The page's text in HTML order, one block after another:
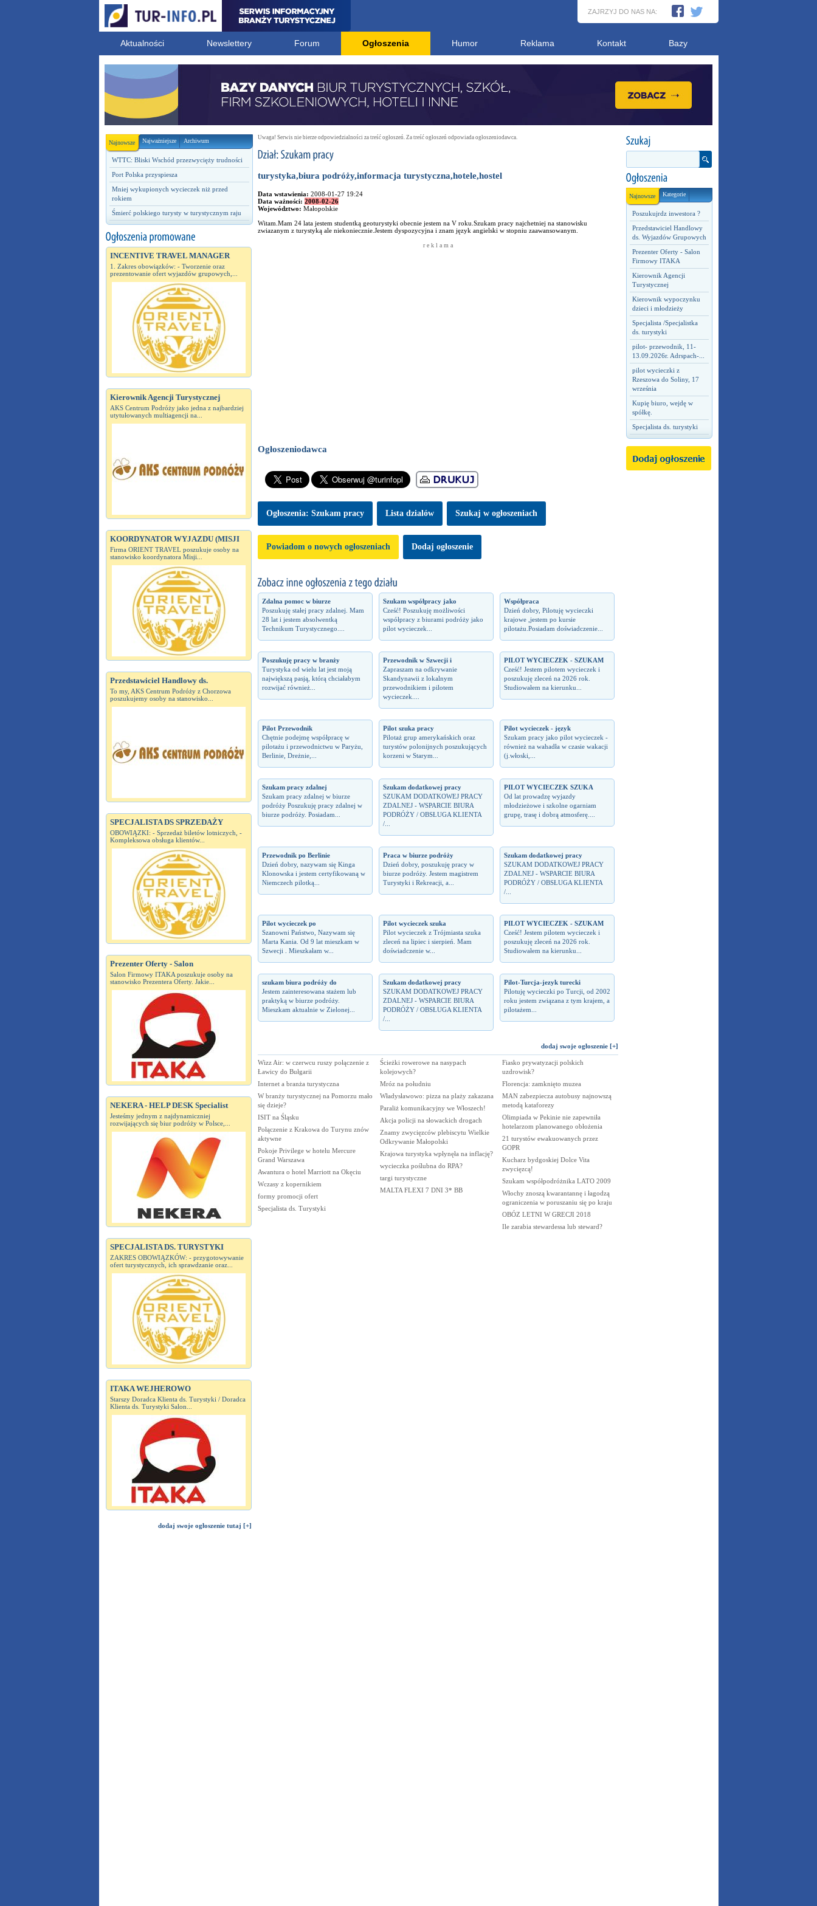
ZAJRZYJ DO NAS NA:
Aktualności Newslettery Forum Ogłoszenia Humor Reklama Kontakt Bazy
Najnowsze Najważniejsze Archiwum
WTTC: Bliski Wschód przezwycięży trudności
Port Polska przyspiesza
Mniej wykupionych wycieczek niż przed
rokiem
Śmierć polskiego turysty w turystycznym raju
INCENTIVE TRAVEL MANAGER
1. Zakres obowiązków: - Tworzenie oraz
prezentowanie ofert wyjazdów grupowych,...
Kierownik Agencji Turystycznej
AKS Centrum Podróży jako jedna z najbardziej
utytułowanych multiagencji na...
KOORDYNATOR WYJAZDU (MISJI
Firma ORIENT TRAVEL poszukuje osoby na
stanowisko koordynatora Misji...
Przedstawiciel Handlowy ds.
To my, AKS Centrum Podróży z Chorzowa
poszukujemy osoby na stanowisko...
SPECJALISTA DS SPRZEDAŻY
OBOWIĄZKI: - Sprzedaż biletów lotniczych, -
Kompleksowa obsługa klientów...
Prezenter Oferty - Salon
Salon Firmowy ITAKA poszukuje osoby na
stanowisko Prezentera Oferty. Jakie...
NEKERA - HELP DESK Specialist
Jesteśmy jednym z najdynamiczniej
rozwijających się biur podróży w Polsce,...
SPECJALISTA DS. TURYSTYKI
ZAKRES OBOWIĄZKÓW: - przygotowywanie
ofert turystycznych, ich sprawdzanie oraz...
ITAKA WEJHEROWO
Starszy Doradca Klienta ds. Turystyki / Doradca
Klienta ds. Turystyki Salon...
dodaj swoje ogłoszenie tutaj [+]
Najnowsze Kategorie
Poszukujrdz inwestora ?
Przedstawiciel Handlowy
ds. Wyjazdów Grupowych
Prezenter Oferty - Salon
Firmowy ITAKA
Kierownik Agencji
Turystycznej
Kierownik wypoczynku
dzieci i młodzieży
Specjalista /Specjalistka
ds. turystyki
pilot- przewodnik, 11-
13.09.2026r. Adrspach-...
pilot wycieczki z
Rzeszowa do Soliny, 17
września
Kupię biuro, wejdę w
spółkę.
Specjalista ds. turystyki
Uwaga! Serwis nie bierze odpowiedzialności za treść ogłoszeń. Za treść ogłoszeń odpowiada ogłoszeniodawca.
turystyka,biura podróży,informacja turystyczna,hotele,hostel
Data wstawienia: 2008-01-27 19:24
Data ważności: 2008-02-26
Województwo: Małopolskie
Witam.Mam 24 lata jestem studentką geoturystyki obecnie jestem na V roku.Szukam pracy najchetniej na stanowisku
zwiazanym z turystyką ale niekoniecznie.Jestem dyspozycyjna i znam język angielski w stopniu zaawansowanym.
r e k l a m a
Ogłoszeniodawca
Ogłoszenia: Szukam pracy Lista dzialów Szukaj w ogłoszeniach
Powiadom o nowych ogłoszeniach Dodaj ogłoszenie
Zdalna pomoc w biurze
Poszukuję stałej pracy zdalnej. Mam
28 lat i jestem absolwentką
Technikum Turystycznego....
Szukam współpracy jako
Cześć! Poszukuję możliwości
współpracy z biurami podróży jako
pilot wycieczek...
Współpraca
Dzień dobry, Pilotuję wycieczki
krajowe ,jestem po kursie
pilotażu.Posiadam doświadczenie...
Poszukuję pracy w branży
Turystyka od wielu lat jest moją
największą pasją, którą chciałabym
rozwijać również...
Przewodnik w Szwecji i
Zapraszam na odkrywanie
Skandynawii z lokalnym
przewodnikiem i pilotem
wycieczek....
PILOT WYCIECZEK - SZUKAM
Cześć! Jestem pilotem wycieczek i
poszukuję zleceń na 2026 rok.
Studiowałem na kierunku...
Pilot Przewodnik
Chętnie podejmę współpracę w
pilotażu i przewodnictwu w Paryżu,
Berlinie, Dreżnie,...
Pilot szuka pracy
Pilotaż grup amerykańskich oraz
turystów polonijnych poszukujących
korzeni w Starym...
Pilot wycieczek - język
Szukam pracy jako pilot wycieczek -
również na wahadła w czasie wakacji
(j.włoski,...
Szukam pracy zdalnej
Szukam pracy zdalnej w biurze
podróży Poszukuję pracy zdalnej w
biurze podróży. Posiadam...
Szukam dodatkowej pracy
SZUKAM DODATKOWEJ PRACY
ZDALNEJ - WSPARCIE BIURA
PODRÓŻY / OBSŁUGA KLIENTA
/...
PILOT WYCIECZEK SZUKA
Od lat prowadzę wyjazdy
młodzieżowe i szkolne ogarniam
grupę, trasę i dobrą atmosferę....
Przewodnik po Berlinie
Dzień dobry, nazywam się Kinga
Klonowska i jestem certyfikowaną w
Niemczech pilotką...
Praca w biurze podróży
Dzień dobry, poszukuję pracy w
biurze podróży. Jestem magistrem
Turystyki i Rekreacji, a...
Szukam dodatkowej pracy
SZUKAM DODATKOWEJ PRACY
ZDALNEJ - WSPARCIE BIURA
PODRÓŻY / OBSŁUGA KLIENTA
/...
Pilot wycieczek po
Szanowni Państwo, Nazywam się
Marta Kania. Od 9 lat mieszkam w
Szwecji . Mieszkałam w...
Pilot wycieczek szuka
Pilot wycieczek z Trójmiasta szuka
zleceń na lipiec i sierpień. Mam
doświadczenie w...
PILOT WYCIECZEK - SZUKAM
Cześć! Jestem pilotem wycieczek i
poszukuję zleceń na 2026 rok.
Studiowałem na kierunku...
szukam biura podróży do
Jestem zainteresowana stażem lub
praktyką w biurze podróży.
Mieszkam aktualnie w Zielonej...
Szukam dodatkowej pracy
SZUKAM DODATKOWEJ PRACY
ZDALNEJ - WSPARCIE BIURA
PODRÓŻY / OBSŁUGA KLIENTA
/...
Pilot-Turcja-jezyk turecki
Pilotuję wycieczki po Turcji, od 2002
roku jestem związana z tym krajem, a
pilotażem...
dodaj swoje ogłoszenie [+]
Wizz Air: w czerwcu ruszy połączenie z
Ławicy do Bułgarii
Internet a branża turystyczna
W branży turystycznej na Pomorzu mało
się dzieje?
ISIT na Śląsku
Połączenie z Krakowa do Turynu znów
aktywne
Pokoje Privilege w hotelu Mercure
Grand Warszawa
Awantura o hotel Marriott na Okęciu
Wczasy z kopernikiem
formy promocji ofert
Specjalista ds. Turystyki
Ścieżki rowerowe na nasypach
kolejowych?
Mróz na południu
Władysławowo: pizza na plaży zakazana
Paraliż komunikacyjny we Włoszech!
Akcja policji na słowackich drogach
Znamy zwycięzców plebiscytu Wielkie
Odkrywanie Małopolski
Krajowa turystyka wpłynęła na inflację?
wycieczka poślubna do RPA?
targi turystyczne
MALTA FLEXI 7 DNI 3* BB
Fiasko prywatyzacji polskich
uzdrowisk?
Florencja: zamknięto muzea
MAN zabezpiecza autobusy najnowszą
metodą kataforezy
Olimpiada w Pekinie nie zapewniła
hotelarzom planowanego obłożenia
21 turystów ewakuowanych przez
GOPR
Kucharz bydgoskiej Dolce Vita
zwycięzcą!
Szukam współpodróżnika LATO 2009
Włochy znoszą kwarantannę i łagodzą
ograniczenia w poruszaniu się po kraju
OBÓZ LETNI W GRECJI 2018
Ile zarabia stewardessa lub steward?